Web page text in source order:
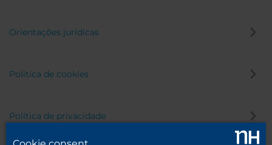
Orientações jurídicas
Política de cookies
Política de privacidade